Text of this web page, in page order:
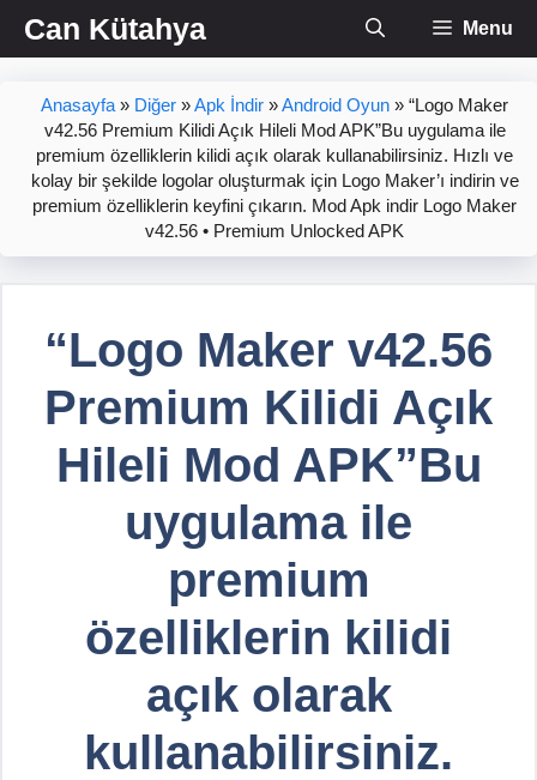
İçeriğe
atlaCan Kütahya Menu
Anasayfa » Diğer »Apk İndir »Android Oyun » “Logo Maker
v42.56 Premium Kilidi Açık Hileli Mod APK”Bu uygulama ile
premium özelliklerin kilidi açık olarak kullanabilirsiniz. Hızlı ve
kolay bir şekilde logolar oluşturmak için Logo Maker’ı indirin ve
premium özelliklerin keyfini çıkarın. Mod Apk indir Logo Maker
v42.56 • Premium Unlocked APK
“Logo Maker v42.56
Premium Kilidi Açık
Hileli Mod APK”Bu
uygulama ile
premium
özelliklerin kilidi
açık olarak
kullanabilirsiniz.